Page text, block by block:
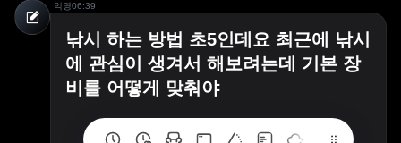
익명06:39
낚시 하는 방법 초5인데요 최근에 낚시
에 관심이 생겨서 해보려는데 기본 장
비를 어떻게 맞춰야